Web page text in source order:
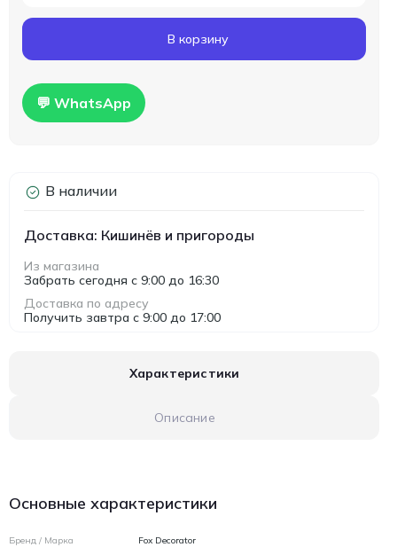
В корзину
💬 WhatsApp
В наличии
Доставка: Кишинёв и пригороды
Из магазина
Забрать сегодня с 9:00 до 16:30
Доставка по адресу
Получить завтра с 9:00 до 17:00
Характеристики
Описание
Основные характеристики
Бренд / Марка Fox Decorator